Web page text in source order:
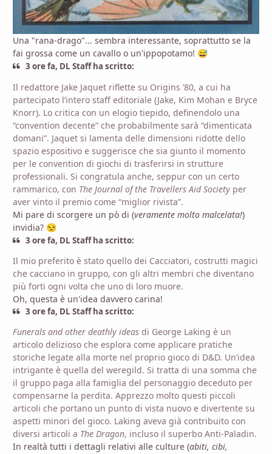
Una "rana-drago"... sembra interessante, soprattutto se la
fai grossa come un cavallo o un'ippopotamo! 😅
3 ore fa, DL Staff ha scritto:
Il redattore Jake Jaquet riflette su Origins ’80, a cui ha
partecipato l’intero staff editoriale (Jake, Kim Mohan e Bryce
Knorr). Lo critica con un elogio tiepido, definendolo una
“convention decente” che probabilmente sarà “dimenticata
domani”. Jaquet si lamenta delle dimensioni ridotte dello
spazio espositivo e suggerisce che sia giunto il momento
per le convention di giochi di trasferirsi in strutture
professionali. Si congratula anche, seppur con un certo
rammarico, con The Journal of the Travellers Aid Society per
aver vinto il premio come “miglior rivista”.
Mi pare di scorgere un pò di (veramente molto malcelata!)
invidia? 😒
3 ore fa, DL Staff ha scritto:
Il mio preferito è stato quello dei Cacciatori, costrutti magici
che cacciano in gruppo, con gli altri membri che diventano
più forti ogni volta che uno di loro muore.
Oh, questa è un'idea davvero carina!
3 ore fa, DL Staff ha scritto:
Funerals and other deathly ideas di George Laking è un
articolo delizioso che esplora come applicare pratiche
storiche legate alla morte nel proprio gioco di D&D. Un’idea
intrigante è quella del weregild. Si tratta di una somma che
il gruppo paga alla famiglia del personaggio deceduto per
compensarne la perdita. Apprezzo molto questi piccoli
articoli che portano un punto di vista nuovo e divertente su
aspetti minori del gioco. Laking aveva già contribuito con
diversi articoli a The Dragon, incluso il superbo Anti-Paladin.
In realtà tutti i dettagli relativi alle culture (abiti, cibi,